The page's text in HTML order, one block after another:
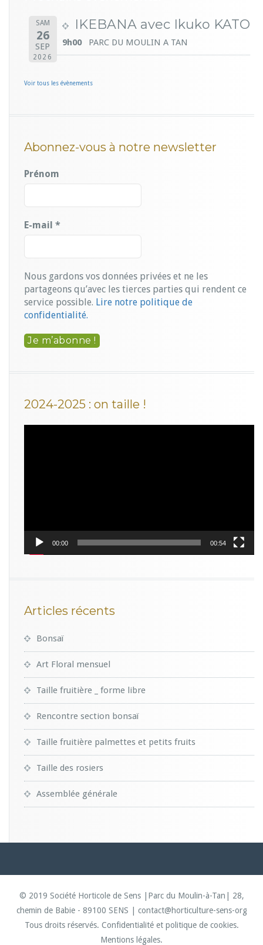
SAM
26
SEP
2026
IKEBANA avec Ikuko KATO
9h00 PARC DU MOULIN A TAN
Voir tous les évènements
Abonnez-vous à notre newsletter
Prénom
E-mail *
Nous gardons vos données privées et ne les
partageons qu’avec les tierces parties qui rendent ce
service possible. Lire notre politique de
confidentialité.
2024-2025 : on taille !
00:00 00:54
Articles récents
Bonsaï
Art Floral mensuel
Taille fruitière _ forme libre
Rencontre section bonsaï
Taille fruitière palmettes et petits fruits
Taille des rosiers
Assemblée générale
© 2019 Société Horticole de Sens |Parc du Moulin-à-Tan| 28,
chemin de Babie - 89100 SENS | contact@horticulture-sens-org
Tous droits réservés. Confidentialité et politique de cookies.
Mentions légales.